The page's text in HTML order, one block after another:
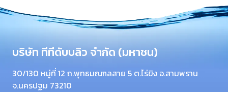
บริษัท ทีทีดับบลิว จำกัด (มหาชน)
30/130 หมู่ที่ 12 ถ.พุทธมณฑลสาย 5 ต.ไร่ขิง อ.สามพราน
จ.นครปฐม 73210